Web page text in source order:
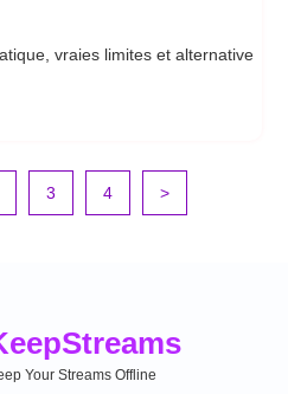
vraies limites et alternative
3 4 >
Streams
Your Streams Offline